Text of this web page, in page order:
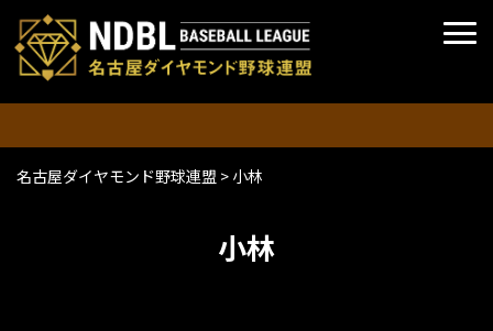
名古屋ダイヤモンド野球連盟 > 小林
小林